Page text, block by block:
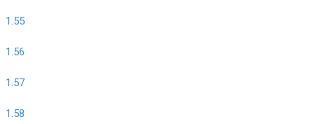
1.55
1.56
1.57
1.58